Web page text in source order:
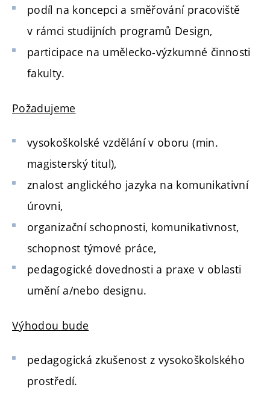
podíl na koncepci a směřování pracoviště
v rámci studijních programů Design,
participace na umělecko-výzkumné činnosti
fakulty.
Požadujeme
vysokoškolské vzdělání v oboru (min.
magisterský titul),
znalost anglického jazyka na komunikativní
úrovni,
organizační schopnosti, komunikativnost,
schopnost týmové práce,
pedagogické dovednosti a praxe v oblasti
umění a/nebo designu.
Výhodou bude
pedagogická zkušenost z vysokoškolského
prostředí.